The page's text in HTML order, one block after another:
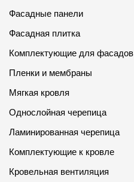
Фасадные панели
Фасадная плитка
Комплектующие для фасадов
Пленки и мембраны
Мягкая кровля
Однослойная черепица
Ламинированная черепица
Комплектующие к кровле
Кровельная вентиляция